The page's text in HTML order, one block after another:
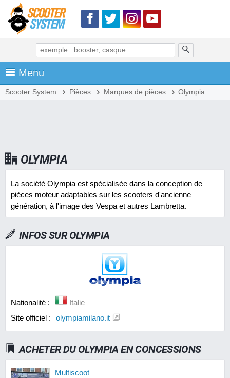
Menu
Scooter System Pièces Marques de pièces Olympia
OLYMPIA
La société Olympia est spécialisée dans la conception de
pièces moteur adaptables sur les scooters d'ancienne
génération, à l'image des Vespa et autres Lambretta.
INFOS SUROLYMPIA
Nationalité :
Italie
Site officiel :
olympiamilano.it
ACHETER DU OLYMPIA EN CONCESSIONS
Multiscoot